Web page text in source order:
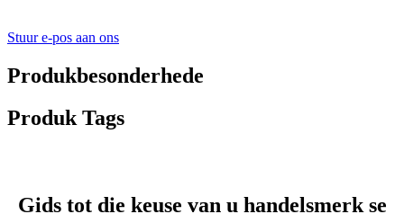
Stuur e-pos aan ons
Produkbesonderhede
Produk Tags
Gids tot die keuse van u handelsmerk se